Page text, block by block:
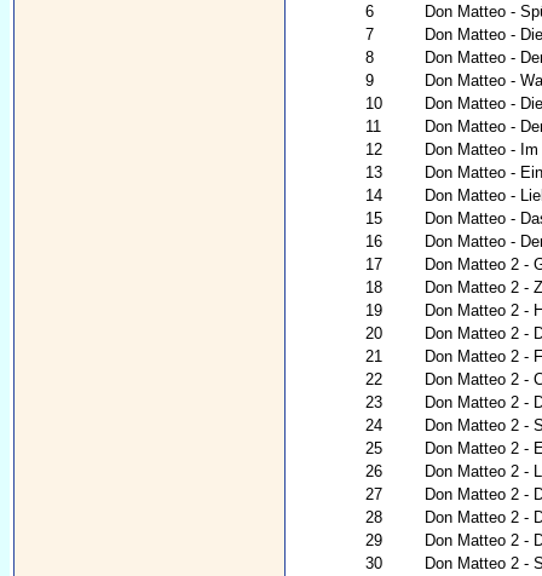
6
Don Matteo -
7
Don Matteo -
8
Don Matteo -
9
Don Matteo -
10
Don Matteo -
11
Don Matteo -
12
Don Matteo -
13
Don Matteo -
14
Don Matteo -
15
Don Matteo -
16
Don Matteo -
17
Don Matteo 2 -
18
Don Matteo 2 -
19
Don Matteo 2 -
20
Don Matteo 2 -
21
Don Matteo 2 -
22
Don Matteo 2 -
23
Don Matteo 2 -
24
Don Matteo 2 -
25
Don Matteo 2 -
26
Don Matteo 2 -
27
Don Matteo 2 -
28
Don Matteo 2 -
29
Don Matteo 2 -
30
Don Matteo 2 -